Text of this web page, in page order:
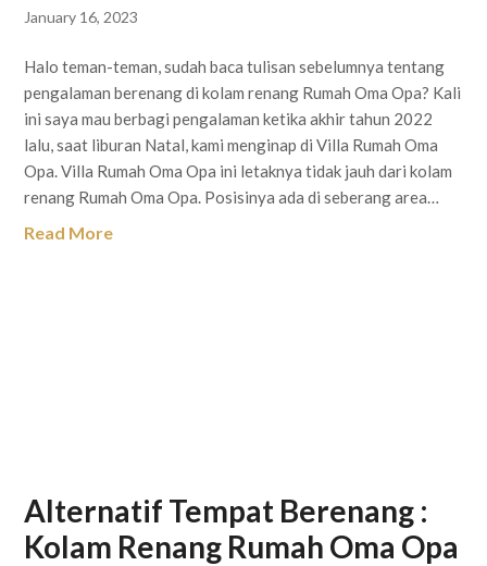
January 16, 2023
Halo teman-teman, sudah baca tulisan sebelumnya tentang
pengalaman berenang di kolam renang Rumah Oma Opa? Kali
ini saya mau berbagi pengalaman ketika akhir tahun 2022
lalu, saat liburan Natal, kami menginap di Villa Rumah Oma
Opa. Villa Rumah Oma Opa ini letaknya tidak jauh dari kolam
renang Rumah Oma Opa. Posisinya ada di seberang area…
Read More
Alternatif Tempat Berenang :
Kolam Renang Rumah Oma Opa